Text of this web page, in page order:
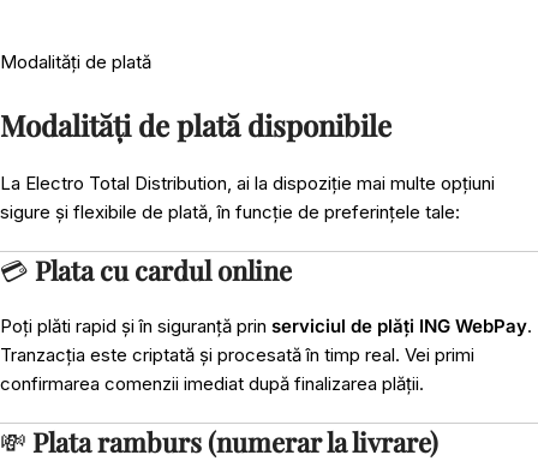
Modalități de plată
Modalități de plată disponibile
La Electro Total Distribution, ai la dispoziție mai multe opțiuni
sigure și flexibile de plată, în funcție de preferințele tale:
💳 Plata cu cardul online
Poți plăti rapid și în siguranță prin serviciul de plăți ING WebPay.
Tranzacția este criptată și procesată în timp real. Vei primi
confirmarea comenzii imediat după finalizarea plății.
💸 Plata ramburs (numerar la livrare)